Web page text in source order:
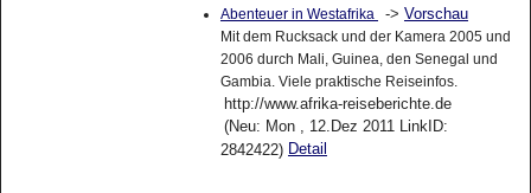
Abenteuer in Westafrika -> Vorschau
Mit dem Rucksack und der Kamera 2005 und
2006 durch Mali, Guinea, den Senegal und
Gambia. Viele praktische Reiseinfos.
http://www.afrika-reiseberichte.de
(Neu: Mon , 12.Dez 2011 LinkID:
2842422) Detail